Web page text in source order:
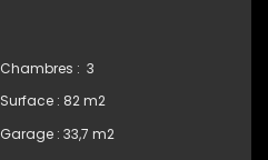
Chambres : 3
Surface : 82 m2
Garage : 33,7 m2